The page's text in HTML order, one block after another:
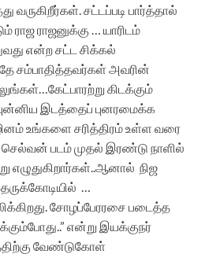
வருகிறீர்கள் சட்டப்படி பார்த்தால்
ராஜராஜனுக்கு
யாரிடம்
என்றசட்ட சிக்கல்
சம்பாதித்தவர்கள் அவரின்
கேட்பாரற்று கிடக்கும்
இடத்தைப் புனரமைக்க
உங்களை சரித்திரம்உள்ள வரை
செல்வன் படம்முதல் இரண்டு நாளில்
எழுதுகிறார்கள் ஆனால் நிஜ
சோழப்பேரரசை படைத்த
..” என்று இயக்குநர்
வேண்டுகோள்